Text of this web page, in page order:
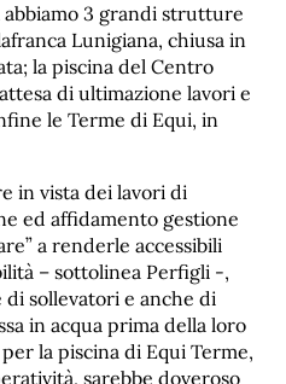
3 grandi strutture
Lunigiana, chiusa in
la piscina del Centro
di ultimazione lavori e
le Terme di Equi, in
in vista dei lavori di
ed affidamento gestione
a renderle accessibili
– sottolinea Perfigli -,
di sollevatori e anche di
in acqua prima della loro
la piscina di Equi Terme,
sarebbe doveroso